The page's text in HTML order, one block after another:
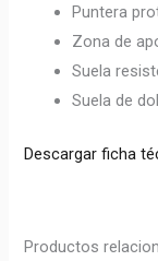
Puntera
Zona de
Suela
Suela de
Descargar ficha
Productos